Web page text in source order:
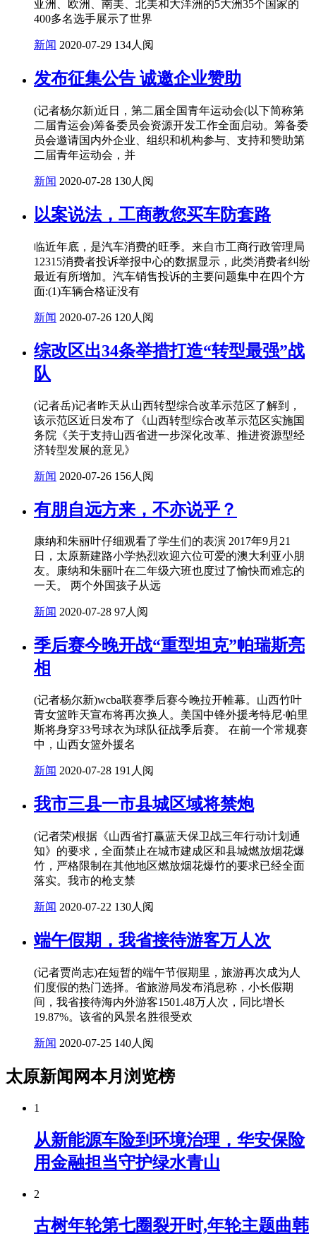
亚洲、欧洲、南美、北美和大洋洲的5大洲35个国家的
400多名选手展示了世界
新闻 2020-07-29 134人阅
发布征集公告 诚邀企业赞助
(记者杨尔新)近日，第二届全国青年运动会(以下简称第
二届青运会)筹备委员会资源开发工作全面启动。筹备委
员会邀请国内外企业、组织和机构参与、支持和赞助第
二届青年运动会，并
新闻 2020-07-28 130人阅
以案说法，工商教您买车防套路
临近年底，是汽车消费的旺季。来自市工商行政管理局
12315消费者投诉举报中心的数据显示，此类消费者纠纷
最近有所增加。汽车销售投诉的主要问题集中在四个方
面:(1)车辆合格证没有
新闻 2020-07-26 120人阅
综改区出34条举措打造“转型最强”战
队
(记者岳)记者昨天从山西转型综合改革示范区了解到，
该示范区近日发布了《山西转型综合改革示范区实施国
务院《关于支持山西省进一步深化改革、推进资源型经
济转型发展的意见》
新闻 2020-07-26 156人阅
有朋自远方来，不亦说乎？
康纳和朱丽叶仔细观看了学生们的表演 2017年9月21
日，太原新建路小学热烈欢迎六位可爱的澳大利亚小朋
友。康纳和朱丽叶在二年级六班也度过了愉快而难忘的
一天。 两个外国孩子从远
新闻 2020-07-28 97人阅
季后赛今晚开战“重型坦克”帕瑞斯亮
相
(记者杨尔新)wcba联赛季后赛今晚拉开帷幕。山西竹叶
青女篮昨天宣布将再次换人。美国中锋外援考特尼·帕里
斯将身穿33号球衣为球队征战季后赛。 在前一个常规赛
中，山西女篮外援名
新闻 2020-07-28 191人阅
我市三县一市县城区域将禁炮
(记者荣)根据《山西省打赢蓝天保卫战三年行动计划通
知》的要求，全面禁止在城市建成区和县城燃放烟花爆
竹，严格限制在其他地区燃放烟花爆竹的要求已经全面
落实。我市的枪支禁
新闻 2020-07-22 130人阅
端午假期，我省接待游客万人次
(记者贾尚志)在短暂的端午节假期里，旅游再次成为人
们度假的热门选择。省旅游局发布消息称，小长假期
间，我省接待海内外游客1501.48万人次，同比增长
19.87%。该省的风景名胜很受欢
新闻 2020-07-25 140人阅
太原新闻网本月浏览榜
1
从新能源车险到环境治理，华安保险
用金融担当守护绿水青山
2
古树年轮第七圈裂开时,年轮主题曲韩